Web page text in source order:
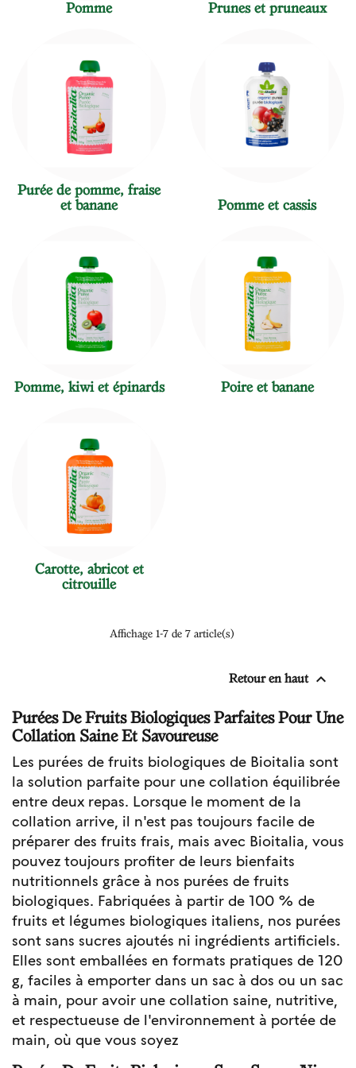
Pomme Prunes et pruneaux
Purée de pomme, fraise
et banane
Pomme et cassis
Pomme, kiwi et épinards Poire et banane
Carotte, abricot et
citrouille
Affichage 1-7 de 7 article(s)
Retour en haut 
Purées De Fruits Biologiques Parfaites Pour Une
Collation Saine Et Savoureuse
Les purées de fruits biologiques de Bioitalia sont
la solution parfaite pour une collation équilibrée
entre deux repas. Lorsque le moment de la
collation arrive, il n'est pas toujours facile de
préparer des fruits frais, mais avec Bioitalia, vous
pouvez toujours profiter de leurs bienfaits
nutritionnels grâce à nos purées de fruits
biologiques. Fabriquées à partir de 100 % de
fruits et légumes biologiques italiens, nos purées
sont sans sucres ajoutés ni ingrédients artificiels.
Elles sont emballées en formats pratiques de 120
g, faciles à emporter dans un sac à dos ou un sac
à main, pour avoir une collation saine, nutritive,
et respectueuse de l'environnement à portée de
main, où que vous soyez